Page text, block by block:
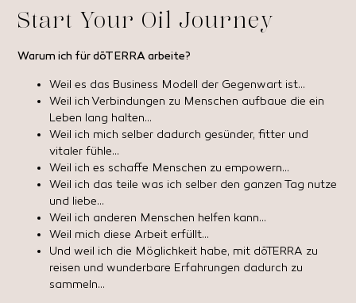
Start Your Oil Journey
Warum ich für dōTERRA arbeite?
Weil es das Business Modell der Gegenwart ist…
Weil ich Verbindungen zu Menschen aufbaue die ein
Leben lang halten…
Weil ich mich selber dadurch gesünder, fitter und
vitaler fühle…
Weil ich es schaffe Menschen zu empowern…
Weil ich das teile was ich selber den ganzen Tag nutze
und liebe…
Weil ich anderen Menschen helfen kann…
Weil mich diese Arbeit erfüllt…
Und weil ich die Möglichkeit habe, mit dōTERRA zu
reisen und wunderbare Erfahrungen dadurch zu
sammeln…